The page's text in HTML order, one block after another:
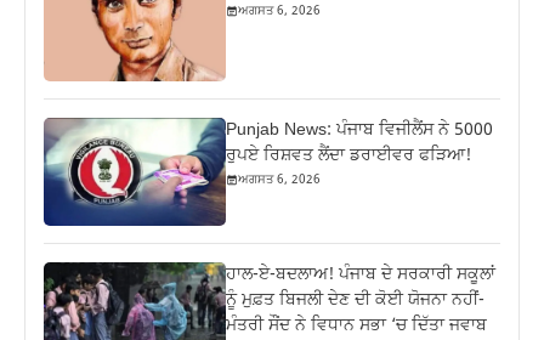
ਅਗਸਤ 6, 2026
Punjab News: ਪੰਜਾਬ ਵਿਜੀਲੈਂਸ ਨੇ 5000
ਰੁਪਏ ਰਿਸ਼ਵਤ ਲੈਂਦਾ ਡਰਾਈਵਰ ਫੜਿਆ!
ਅਗਸਤ 6, 2026
ਹਾਲ-ਏ-ਬਦਲਾਅ! ਪੰਜਾਬ ਦੇ ਸਰਕਾਰੀ ਸਕੂਲਾਂ
ਨੂੰ ਮੁਫ਼ਤ ਬਿਜਲੀ ਦੇਣ ਦੀ ਕੋਈ ਯੋਜਨਾ ਨਹੀਂ-
ਮੰਤਰੀ ਸੌਂਦ ਨੇ ਵਿਧਾਨ ਸਭਾ ‘ਚ ਦਿੱਤਾ ਜਵਾਬ